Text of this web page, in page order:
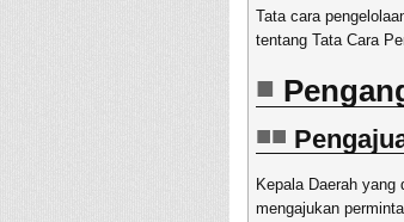
Tata cara
tentang Tata Cara
Kepala Daerah yang
mengajukan